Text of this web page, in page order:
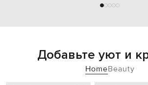
Добавьте уют и
HomeBeauty